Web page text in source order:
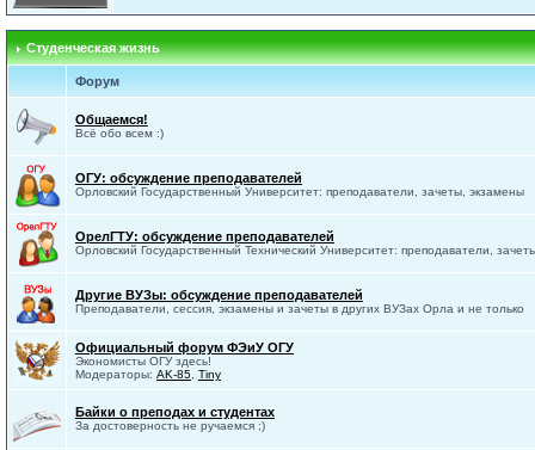
Студенческая жизнь
Форум
Общаемся!
Всё обо всем :)
ОГУ: обсуждение преподавателей
Орловский Государственный Университет: преподаватели, зачеты, экзамены
ОрелГТУ: обсуждение преподавателей
Орловский Государственный Технический Университет: преподаватели,
Другие ВУЗы: обсуждение преподавателей
Преподаватели, сессия, экзамены и зачеты в других ВУЗах Орла и не только
Официальный форум ФЭиУ ОГУ
Экономисты ОГУ здесь!
Модераторы: AK-85, Tiny
Байки о преподах и студентах
За достоверность не ручаемся ;)